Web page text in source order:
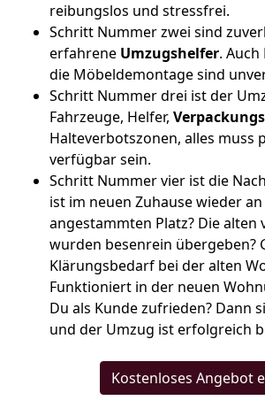
reibungslos und stressfrei.
Schritt Nummer zwei sind
erfahrene Umzugshelfer.
die Möbeldemontage sind
Schritt Nummer drei ist der
Fahrzeuge, Helfer,
Halteverbotszonen, alles muss
verfügbar sein.
Schritt Nummer vier ist die
ist im neuen Zuhause wieder
angestammten Platz? Die alten
wurden besenrein übergeben?
Klärungsbedarf bei der alten
Funktioniert in der neuen
Du als Kunde zufrieden? Dann
und der Umzug ist erfolgreich
Kostenloses Angebot